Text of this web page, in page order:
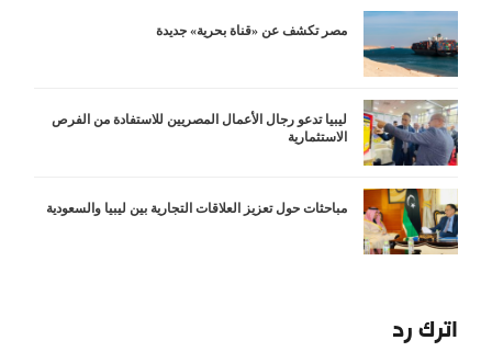
مصر تكشف عن «قناة بحرية» جديدة
ليبيا تدعو رجال الأعمال المصريين للاستفادة من الفرص
الاستثمارية
مباحثات حول تعزيز العلاقات التجارية بين ليبيا والسعودية
اترك رد